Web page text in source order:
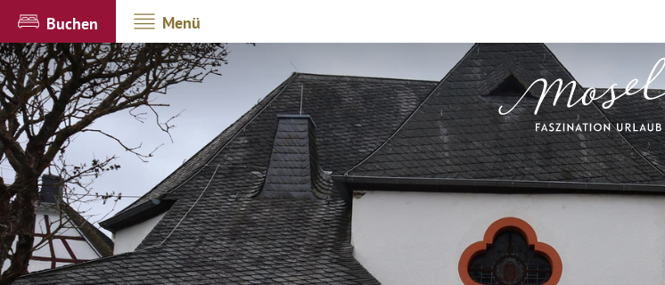
Buchen Menü